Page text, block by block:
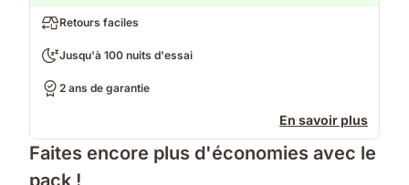
Retours faciles
Jusqu'à 100 nuits d'essai
2 ans de garantie
En savoir plus
Faites encore plus d'économies avec le
pack !